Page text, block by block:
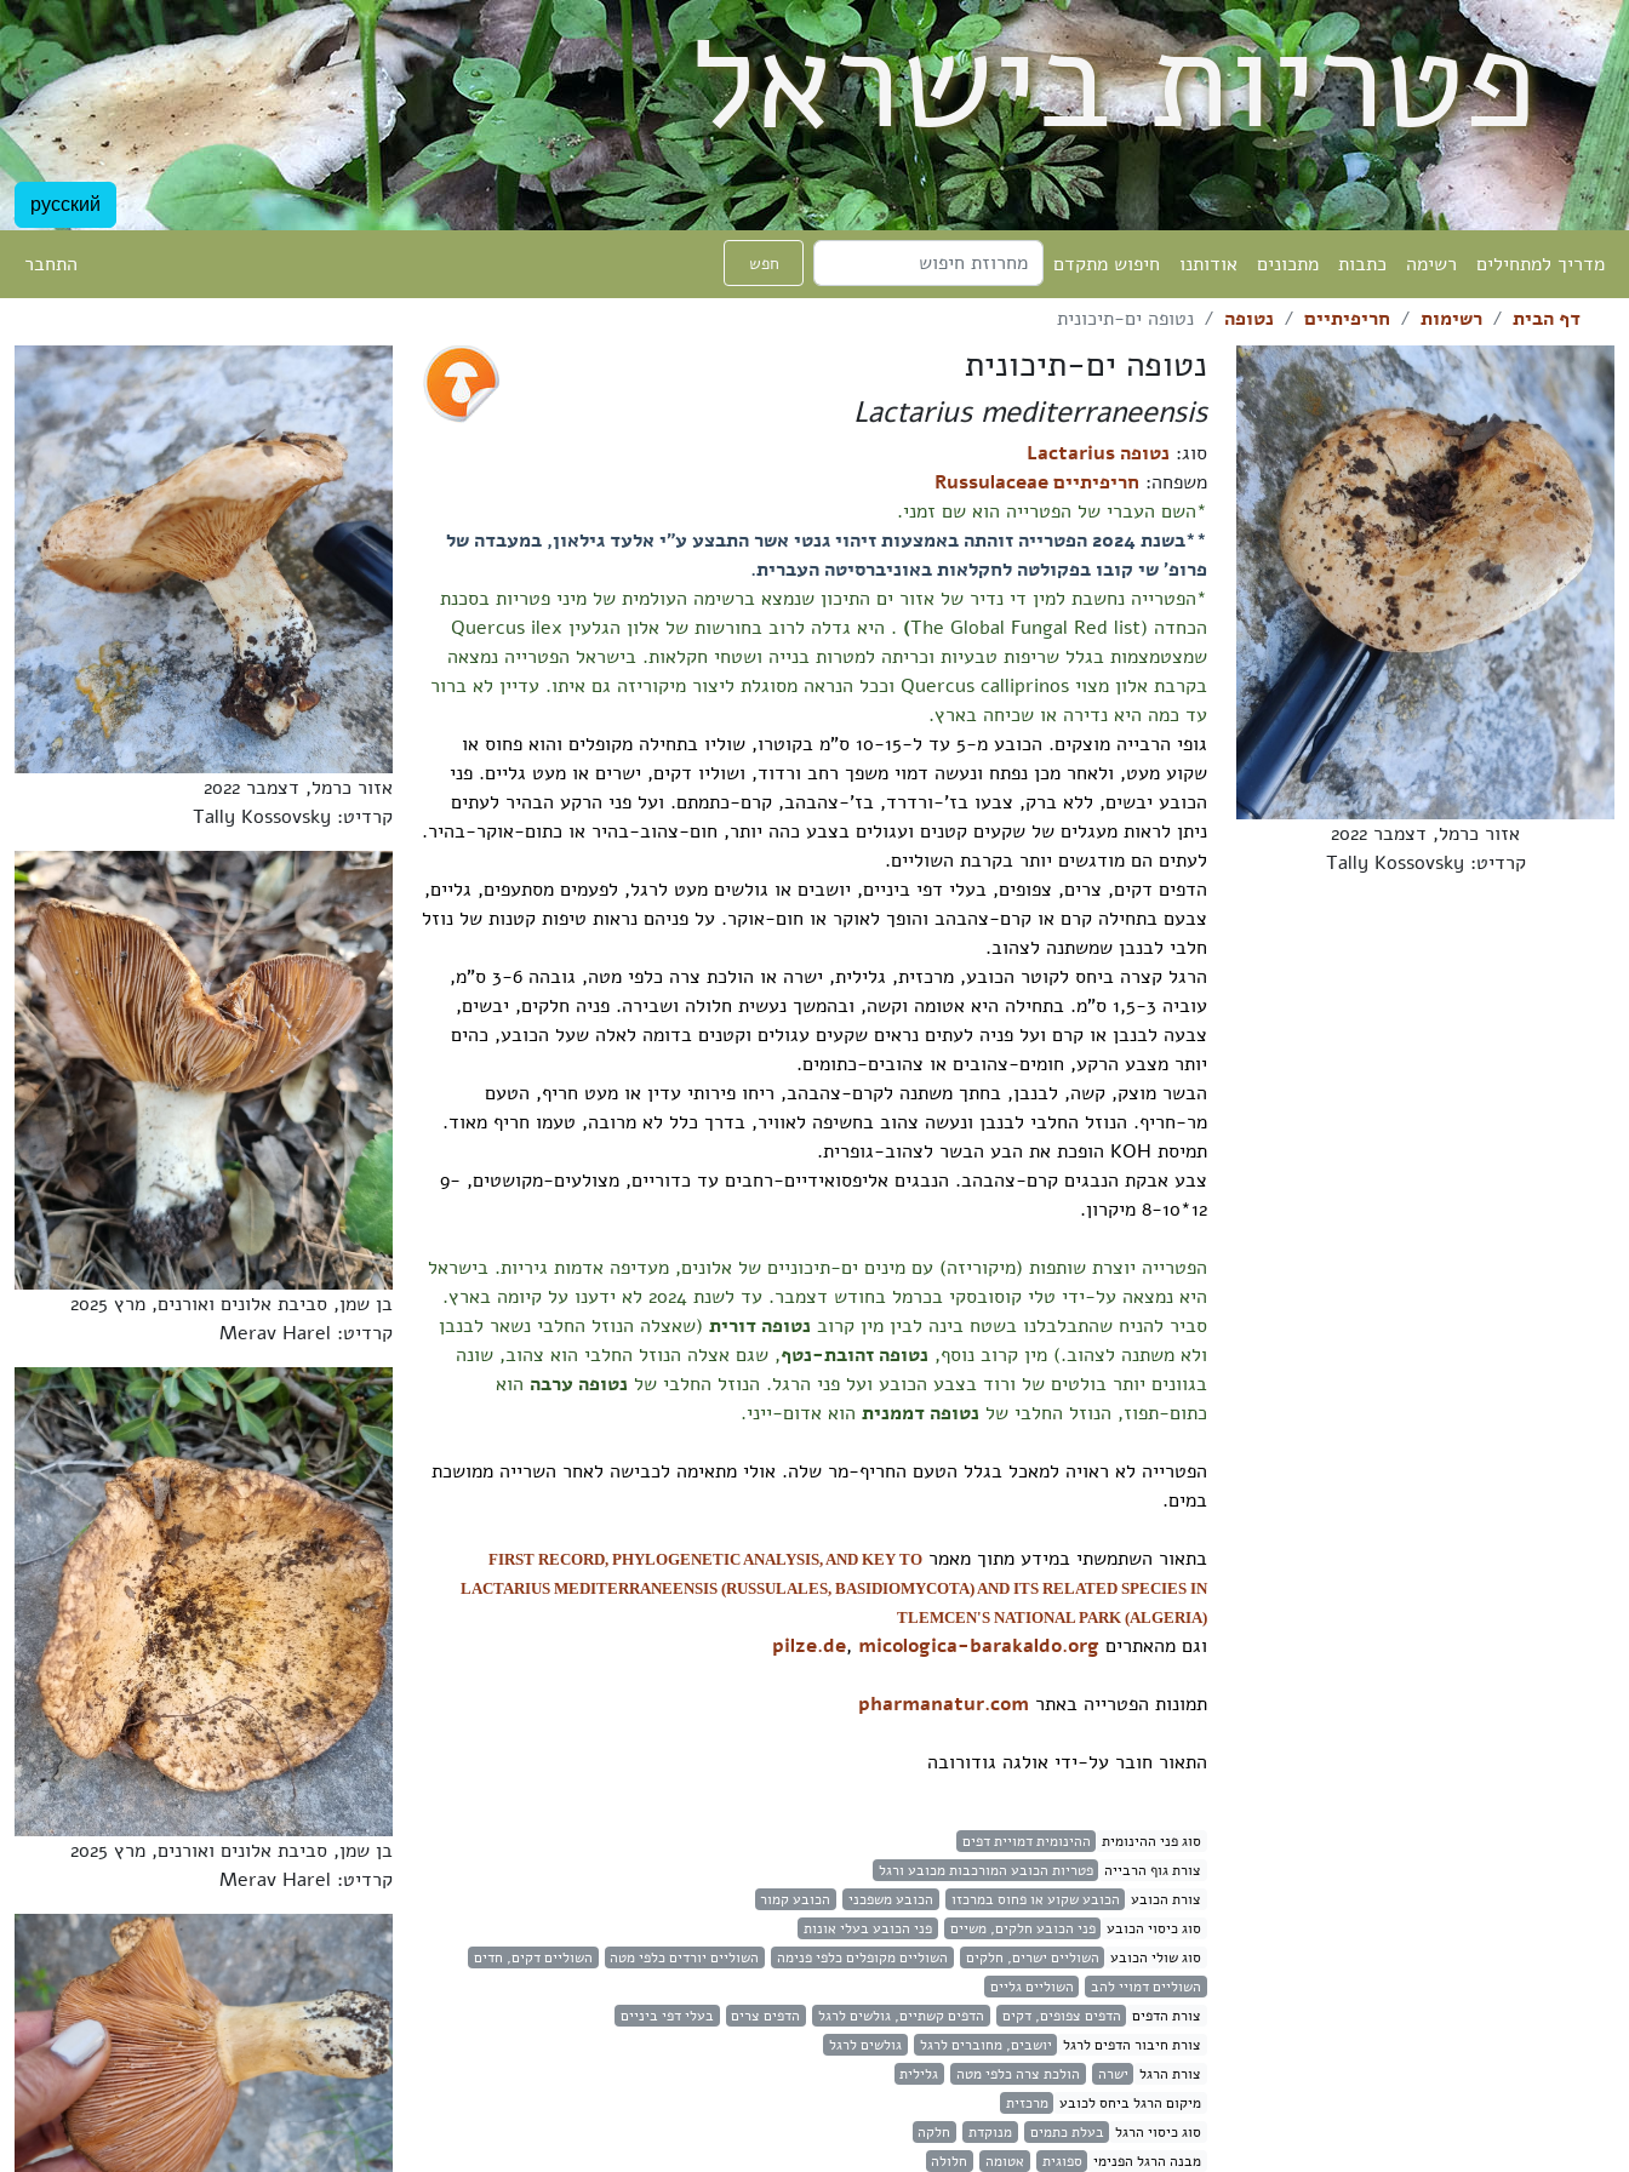
פטריות בישראל
русский
מדריך למתחילים רשימה כתבות מתכונים אודותנו חיפוש מתקדם חפש התחבר
דף הבית רשימות חריפיתיים נטופה נטופה ים-תיכונית
אזור כרמל, דצמבר 2022
קרדיט: Tally Kossovsky
נטופה ים-תיכונית
Lactarius mediterraneensis
סוג: נטופה Lactarius
משפחה: חריפיתיים Russulaceae
*השם העברי של הפטרייה הוא שם זמני.
**בשנת 2024 הפטרייה זוהתה באמצעות זיהוי גנטי אשר התבצע ע"י אלעד גילאון, במעבדה של
פרופ' שי קובו בפקולטה לחקלאות באוניברסיטה העברית.
*הפטרייה נחשבת למין די נדיר של אזור ים התיכון שנמצא ברשימה העולמית של מיני פטריות בסכנת
הכחדה (The Global Fungal Red list
)
. היא גדלה לרוב בחורשות של אלון הגלעין Quercus ilex
שמצטמצמות בגלל שריפות טבעיות וכריתה למטרות בנייה ושטחי חקלאות. בישראל הפטרייה נמצאה
בקרבת אלון מצוי Quercus calliprinos וככל הנראה מסוגלת ליצור מיקוריזה גם איתו. עדיין לא ברור
עד כמה היא נדירה או שכיחה בארץ.
גופי הרבייה מוצקים. הכובע מ-5 עד ל-10-15 ס"מ בקוטרו, שוליו בתחילה מקופלים והוא פחוס או
שקוע מעט, ולאחר מכן נפתח ונעשה דמוי משפך רחב ורדוד, ושוליו דקים, ישרים או מעט גליים. פני
הכובע יבשים, ללא ברק, צבעו בז'-ורדרד, בז'-צהבהב, קרם-כתמתם. ועל פני הרקע הבהיר לעתים
ניתן לראות מעגלים של שקעים קטנים ועגולים בצבע כהה יותר, חום-צהוב-בהיר או כתום-אוקר-בהיר.
לעתים הם מודגשים יותר בקרבת השוליים.
הדפים דקים, צרים, צפופים, בעלי דפי ביניים, יושבים או גולשים מעט לרגל, לפעמים מסתעפים, גליים,
צבעם בתחילה קרם או קרם-צהבהב והופך לאוקר או חום-אוקר. על פניהם נראות טיפות קטנות של נוזל
חלבי לבנבן שמשתנה לצהוב.
הרגל קצרה ביחס לקוטר הכובע, מרכזית, גלילית, ישרה או הולכת צרה כלפי מטה, גובהה 3-6 ס"מ,
עוביה 1,5-3 ס"מ. בתחילה היא אטומה וקשה, ובהמשך נעשית חלולה ושבירה. פניה חלקים, יבשים,
צבעה לבנבן או קרם ועל פניה לעתים נראים שקעים עגולים וקטנים בדומה לאלה שעל הכובע, כהים
יותר מצבע הרקע, חומים-צהובים או צהובים-כתומים.
הבשר מוצק, קשה, לבנבן, בחתך משתנה לקרם-צהבהב, ריחו פירותי עדין או מעט חריף, הטעם
מר-חריף. הנוזל החלבי לבנבן ונעשה צהוב בחשיפה לאוויר, בדרך כלל לא מרובה, טעמו חריף מאוד.
תמיסת KOH הופכת את הבע הבשר לצהוב-גופרית.
צבע אבקת הנבגים קרם-צהבהב. הנבגים אליפסואידיים-רחבים עד כדוריים, מצולעים-מקושטים, 9-
12*8-10 מיקרון.
הפטרייה יוצרת שותפות (מיקוריזה) עם מינים ים-תיכוניים של אלונים, מעדיפה אדמות גיריות. בישראל
היא נמצאה על-ידי טלי קוסובסקי בכרמל בחודש דצמבר. עד לשנת 2024 לא ידענו על קיומה בארץ.
סביר להניח שהתבלבלנו בשטח בינה לבין מין קרוב נטופה דורית (שאצלה הנוזל החלבי נשאר לבנבן
ולא משתנה לצהוב.) מין קרוב נוסף, נטופה זהובת-נטף, שגם אצלה הנוזל החלבי הוא צהוב, שונה
בגוונים יותר בולטים של ורוד בצבע הכובע ועל פני הרגל. הנוזל החלבי של נטופה ערבה הוא
כתום-תפוז, הנוזל החלבי של נטופה דממנית הוא אדום-ייני.
הפטרייה לא ראויה למאכל בגלל הטעם החריף-מר שלה. אולי מתאימה לכבישה לאחר השרייה ממושכת
במים.
בתאור השתמשתי במידע מתוך מאמר FIRST RECORD, PHYLOGENETIC ANALYSIS, AND KEY TO
LACTARIUS MEDITERRANEENSIS (RUSSULALES, BASIDIOMYCOTA) AND ITS RELATED SPECIES IN
TLEMCEN'S NATIONAL PARK (ALGERIA)
וגם מהאתרים pilze.de, micologica-barakaldo.org
תמונות הפטרייה באתר pharmanatur.com
התאור חובר על-ידי אולגה גודורובה
סוג פני ההינומית
ההינומית דמויית דפים
צורת גוף הרבייה
פטריות הכובע המורכבות מכובע ורגל
צורת הכובע
הכובע שקוע או פחוס במרכזו הכובע משפכני
הכובע קמור
סוג כיסוי הכובע פני הכובע חלקים, משיים
פני הכובע בעלי אונות
סוג שולי הכובע
השוליים ישרים, חלקים השוליים מקופלים כלפי פנימה השוליים יורדים כלפי מטה
השוליים דקים, חדים
השוליים דמויי להב
השוליים גליים
צורת הדפים
הדפים צפופים, דקים הדפים קשתיים, גולשים לרגל הדפים צרים
בעלי דפי ביניים
צורת חיבור הדפים לרגל
יושבים, מחוברים לרגל
גולשים לרגל
צורת הרגל
ישרה הולכת צרה כלפי מטה
גלילית
מיקום הרגל ביחס לכובע מרכזית
סוג כיסוי הרגל
בעלת כתמים מנוקדת
חלקה
מבנה הרגל הפנימי
ספוגית אטומה חלולה
אזור כרמל, דצמבר 2022
קרדיט: Tally Kossovsky
בן שמן, סביבת אלונים ואורנים, מרץ 2025
קרדיט: Merav Harel
בן שמן, סביבת אלונים ואורנים, מרץ 2025
קרדיט: Merav Harel